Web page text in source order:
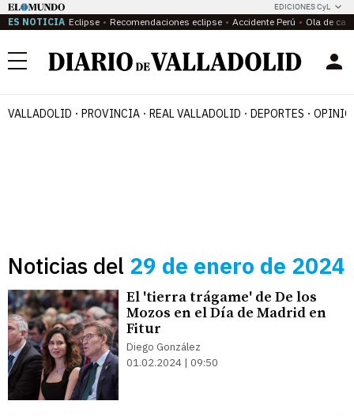
EDICIONES CyL
ES NOTICIA Eclipse Recomendaciones eclipse Accidente Perú Ola de
Menú
VALLADOLID PROVINCIA REAL VALLADOLID DEPORTES
Noticias del 29 de enero de 2024
El 'tierra trágame' de De los
Mozos en el Día de Madrid en
Fitur
Diego González
01.02.2024 | 09:50